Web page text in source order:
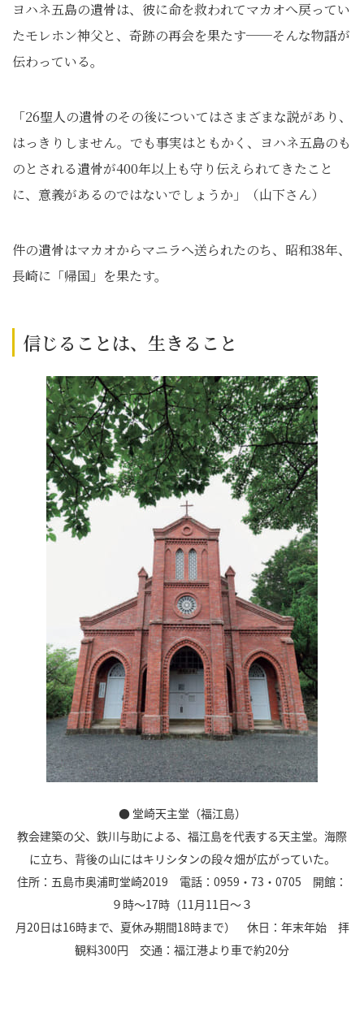
ヨハネ五島の遺骨は、彼に命を救われてマカオへ戻ってい
たモレホン神父と、奇跡の再会を果たす──そんな物語が
伝わっている。
「26聖人の遺骨のその後についてはさまざまな説があり、
はっきりしません。でも事実はともかく、ヨハネ五島のも
のとされる遺骨が400年以上も守り伝えられてきたこと
に、意義があるのではないでしょうか」（山下さん）
件の遺骨はマカオからマニラへ送られたのち、昭和38年、
長崎に「帰国」を果たす。
信じることは、生きること
● 堂崎天主堂（福江島）
教会建築の父、鉄川与助による、福江島を代表する天主堂。海際
に立ち、背後の山にはキリシタンの段々畑が広がっていた。
住所：五島市奥浦町堂崎2019 電話：0959・73・0705 開館：
９時～17時（11月11日～３
月20日は16時まで、夏休み期間18時まで） 休日：年末年始 拝
観料300円 交通：福江港より車で約20分